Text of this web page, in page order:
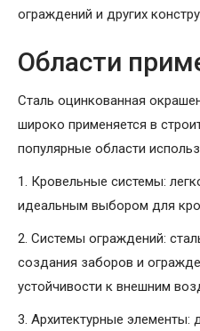
ограждений и других
Области
Сталь оцинкованная
широко применяется в
популярные области
1. Кровельные системы:
идеальным выбором для
2. Системы ограждений:
создания заборов и
устойчивости к внешним
3. Архитектурные элементы: